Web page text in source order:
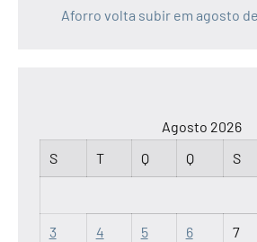
Aforro volta subir em agosto
Agosto 2026
S
T Q Q S
3 4 5 6 7